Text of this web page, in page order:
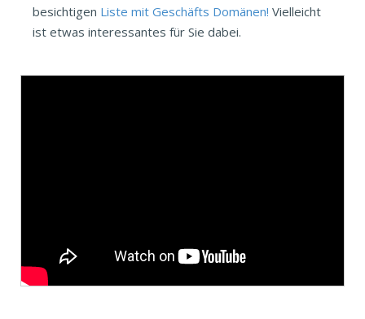
besichtigen Liste mit Geschäfts Domänen! Vielleicht
ist etwas interessantes für Sie dabei.